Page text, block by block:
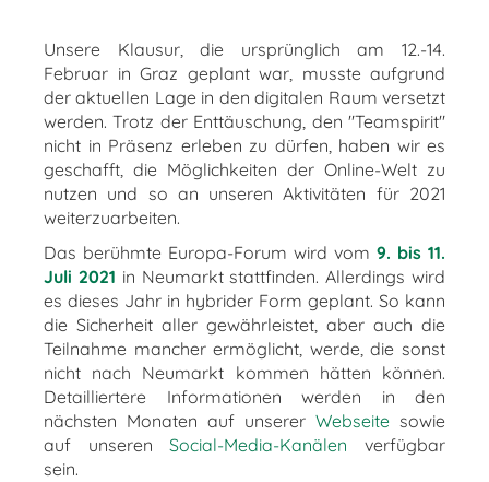
Unsere Klausur, die ursprünglich am 12.-14.
Februar in Graz geplant war, musste aufgrund
der aktuellen Lage in den digitalen Raum versetzt
werden. Trotz der Enttäuschung, den "Teamspirit"
nicht in Präsenz erleben zu dürfen, haben wir es
geschafft, die Möglichkeiten der Online-Welt zu
nutzen und so an unseren Aktivitäten für 2021
weiterzuarbeiten.
Das berühmte Europa-Forum wird vom 9. bis 11.
Juli 2021 in Neumarkt stattfinden. Allerdings wird
es dieses Jahr in hybrider Form geplant. So kann
die Sicherheit aller gewährleistet, aber auch die
Teilnahme mancher ermöglicht, werde, die sonst
nicht nach Neumarkt kommen hätten können.
Detailliertere Informationen werden in den
nächsten Monaten auf unserer Webseite sowie
auf unserenSocial-Media-Kanälen verfügbar
sein.